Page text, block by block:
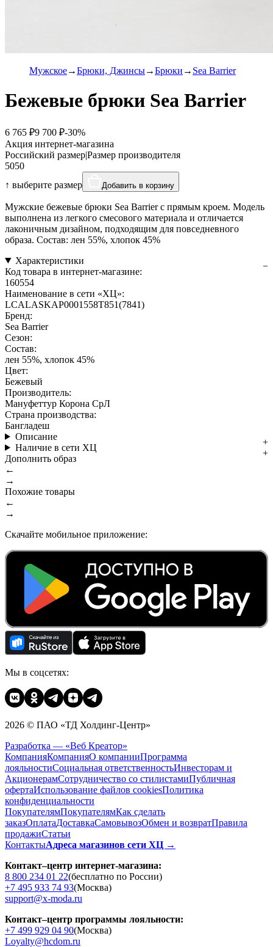
Мужское Брюки, Джинсы Брюки Sea Barrier
Бежевые брюки Sea Barrier
6 765 ₽9 700 ₽-30%
Акция интернет-магазина
Российский размер|Размер производителя
5050
↑ выберите размер
Добавить в корзину
Мужские бежевые брюки Sea Barrier с прямым кроем. Модель
выполнена из легкого смесового материала и отличается
лаконичным дизайном, подходящим для повседневного
образа. Состав: лен 55%, хлопок 45%
Характеристики
Код товара в интернет-магазине:
160554
Наименование в сети «ХЦ»:
LCALASKAP0001558T851(7841)
Бренд:
Sea Barrier
Сезон:
Состав:
лен 55%, хлопок 45%
Цвет:
Бежевый
Производитель:
Мануфеттур Корона СрЛ
Страна производства:
Бангладеш
Описание
Наличие в сети ХЦ
Дополнить образ
←
→
Похожие товары
←
→
Скачайте мобильное приложение:
Мы в соцсетях:
2026 © ПАО «ТД Холдинг-Центр»
Разработка — «Веб Креатор»
КомпанияКомпанияО компанииПрограмма
лояльностиСоциальная ответственностьИнвесторам и
АкционерамСотрудничество со стилистамиПубличная
офертаИспользование файлов cookiesПолитика
конфиденциальности
ПокупателямПокупателямКак сделать
заказОплатаДоставкаCамовывозОбмен и возвратПравила
продажиСтатьи
КонтактыАдреса магазинов сети ХЦ →
Контакт–центр интернет-магазина:
8 800 234 01 22(бесплатно по России)
+7 495 933 74 93(Москва)
support@x-moda.ru
Контакт–центр программы лояльности:
+7 499 929 04 90(Москва)
Loyalty@hcdom.ru